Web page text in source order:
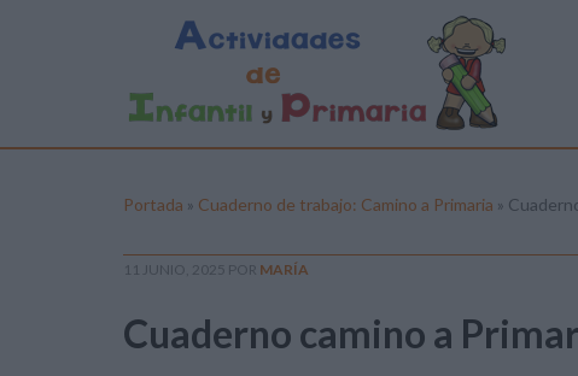
Portada » Cuaderno de trabajo: Camino a Primaria »
11 JUNIO, 2025 POR MARÍA
Cuaderno camino a